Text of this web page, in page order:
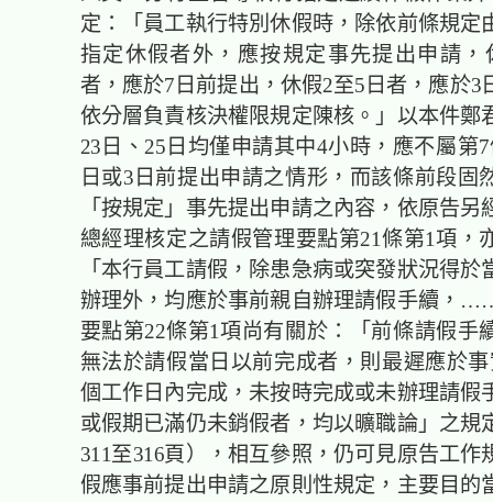
定：「員工執行特別休假時，除依前條規定
指定休假者外，應按規定事先提出申請，
者，應於7日前提出，休假2至5日者，應於3
依分層負責核決權限規定陳核。」以本件鄭
23日、25日均僅申請其中4小時，應不屬第
日或3日前提出申請之情形，而該條前段固
「按規定」事先提出申請之內容，依原告另
總經理核定之請假管理要點第21條第1項，
「本行員工請假，除患急病或突發狀況得於
辦理外，均應於事前親自辦理請假手續，
要點第22條第1項尚有關於：「前條請假手
無法於請假當日以前完成者，則最遲應於
個工作日內完成，未按時完成或未辦理請假
或假期已滿仍未銷假者，均以曠職論」之規
311至316頁），相互參照，仍可見原告工作
假應事前提出申請之原則性規定，主要目的